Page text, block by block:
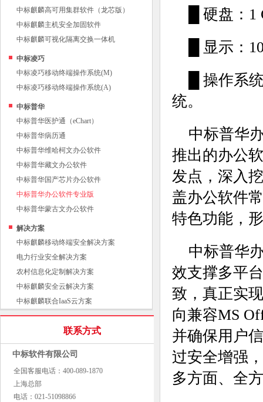
中标麒麟高可用集群软件（龙芯版）
中标麒麟主机安全加固软件
中标麒麟可视化隔离交换一体机
中标凌巧
中标凌巧移动终端操作系统(M)
中标凌巧移动终端操作系统(A)
中标普华
中标普华医护通（eChart）
中标普华病历通
中标普华维哈柯文办公软件
中标普华藏文办公软件
中标普华国产芯片办公软件
中标普华办公软件专业版
中标普华蒙古文办公软件
解决方案
中标麒麟移动终端安全解决方案
电力行业安全解决方案
农村信息化定制解决方案
中标麒麟安全云解决方案
中标麒麟联合IaaS云方案
联系方式
中标软件有限公司
全国客服电话：400-089-1870
上海总部
电话：021-51098866
█ 硬盘：
█ 显示：
█ 操作系
统。
中标普华
推出的办公
发点，深入
盖办公软件
特色功能，
中标普华
效支撑多平
致，真正实
向兼容MS
并确保用户
过安全增强
多方面、全